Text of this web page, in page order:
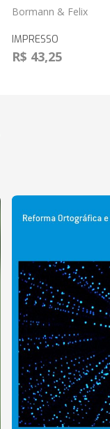
Bormann & Felix
IMPRESSO
R$ 43,25